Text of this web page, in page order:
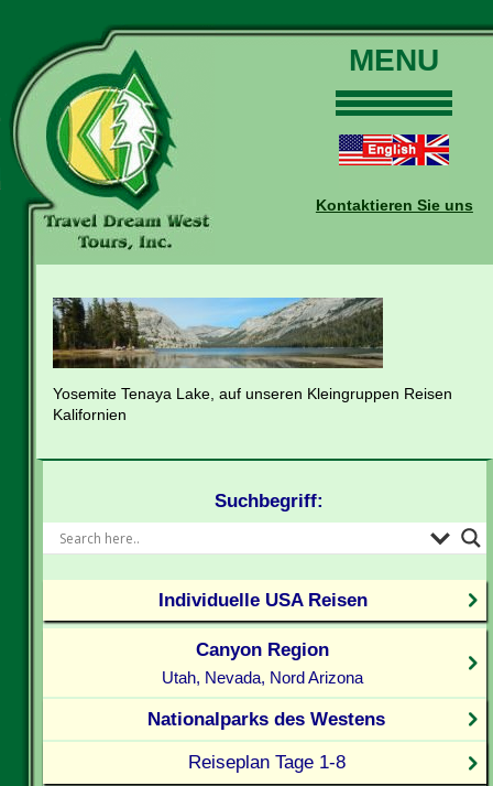
MENU
Touren
Daten und Preise
Buchungen
Auskünfte
Kontakt
Reise-Blog
Kontaktieren Sie uns
Yosemite Tenaya Lake, auf unseren Kleingruppen Reisen
Kalifornien
Suchbegriff:
Individuelle USA Reisen
Canyon Region
Utah, Nevada, Nord Arizona
Nationalparks des Westens
Reiseplan Tage 1-8